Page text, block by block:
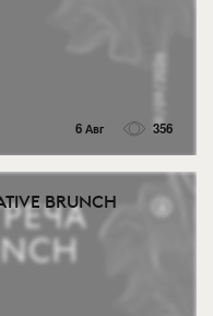
6 Авг 356
BRUNCH